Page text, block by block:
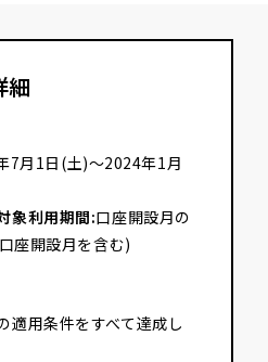
細
7月1日(土)～2024年1月
象利用期間:口座開設月の
座開設月を含む)
適用条件をすべて達成し